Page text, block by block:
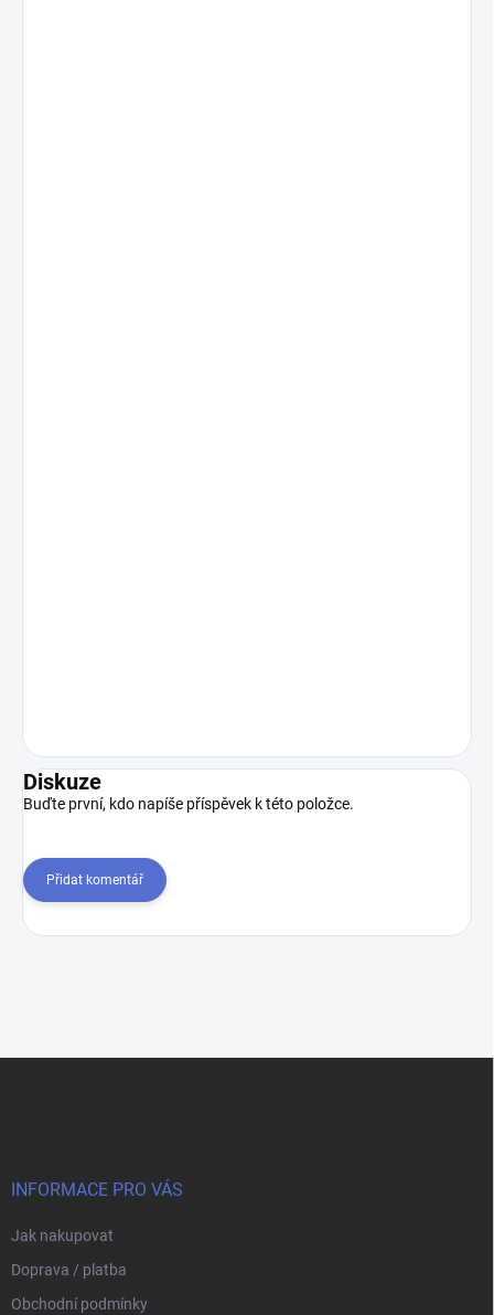
Diskuze
Buďte první, kdo napíše příspěvek k této položce.
Přidat komentář
INFORMACE PRO VÁS
Jak nakupovat
Doprava / platba
Obchodní podmínky